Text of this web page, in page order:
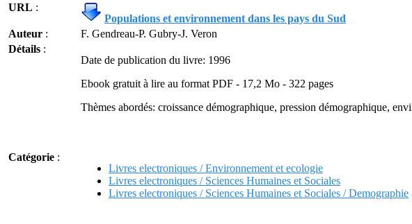
URL :
Populations et environnement dans les pays du Sud
Auteur :
F. Gendreau-P. Gubry-J. Veron
Détails :
Date de publication du livre: 1996
Ebook gratuit à lire au format PDF - 17,2 Mo - 322 pages
Thèmes abordés: croissance démographique, pression démographique,
Catégorie :
Livres electroniques / Environnement et ecologie
Livres electroniques / Sciences Humaines et Sociales
Livres electroniques / Sciences Humaines et Sociales / Demographie